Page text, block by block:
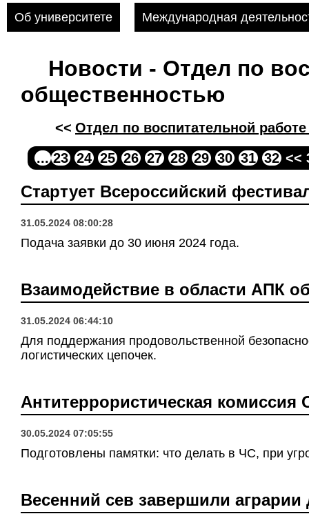
Об университете Международная
Новости - Отдел по
общественностью
<< Отдел по воспитательной
... 23 24 25 26 27 28 29 30 31 32 <<
Стартует Всероссийский
31.05.2024 08:00:28
Подача заявки до 30 июня 2024 года.
Взаимодействие в области АПК
31.05.2024 06:44:10
Для поддержания продовольственной
логистических цепочек.
Антитеррористическая
30.05.2024 07:05:55
Подготовлены памятки: что делать в ЧС, при
Весенний сев завершили аграрии